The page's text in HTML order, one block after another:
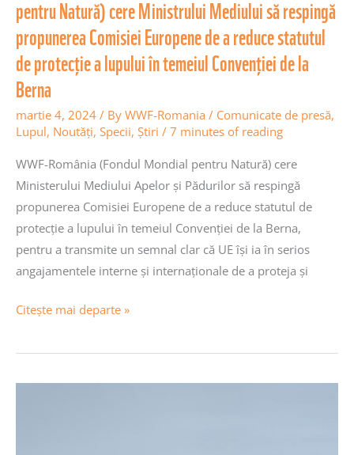
pentru Natură) cere Ministrului Mediului să respingă
propunerea Comisiei Europene de a reduce statutul
de protecție a lupului în temeiul Convenției de la
Berna
martie 4, 2024 / By WWF-Romania / Comunicate de presă,
Lupul, Noutăţi, Specii, Știri / 7 minutes of reading
WWF-România (Fondul Mondial pentru Natură) cere
Ministerului Mediului Apelor și Pădurilor să respingă
propunerea Comisiei Europene de a reduce statutul de
protecție a lupului în temeiul Convenției de la Berna,
pentru a transmite un semnal clar că UE își ia în serios
angajamentele interne și internaționale de a proteja și
Europene
de
a
reduce
statutul
de
protecție
a
lupului
în
temeiul
Convenției
de
Berna
Citește mai departe »